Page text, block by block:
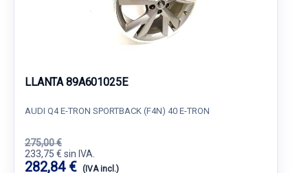
LLANTA 89A601025E
AUDI Q4 E-TRON SPORTBACK (F4N) 40 E-TRON
275,00 €
233,75 € sin IVA.
282,84 € (IVA incl.)